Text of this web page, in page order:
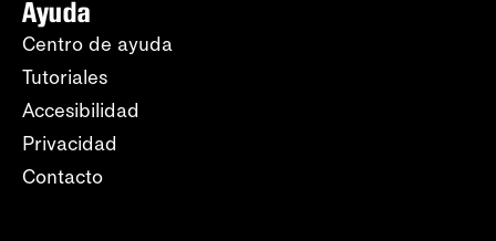
Ayuda
Centro de ayuda
Tutoriales
Accesibilidad
Privacidad
Contacto